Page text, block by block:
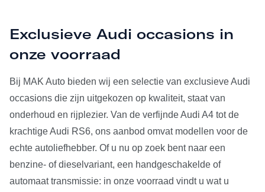
Exclusieve Audi occasions in
onze voorraad
Bij MAK Auto bieden wij een selectie van exclusieve Audi
occasions die zijn uitgekozen op kwaliteit, staat van
onderhoud en rijplezier. Van de verfijnde Audi A4 tot de
krachtige Audi RS6, ons aanbod omvat modellen voor de
echte autoliefhebber. Of u nu op zoek bent naar een
benzine- of dieselvariant, een handgeschakelde of
automaat transmissie: in onze voorraad vindt u wat u